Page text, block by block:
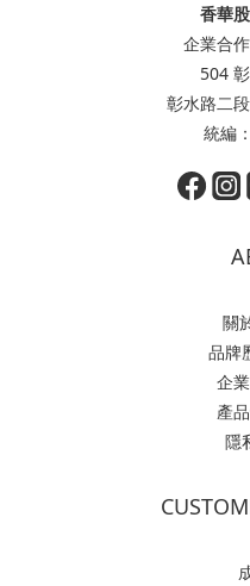
香華
企業合
504
彰水路二
統編
關
品牌
企
產
隱